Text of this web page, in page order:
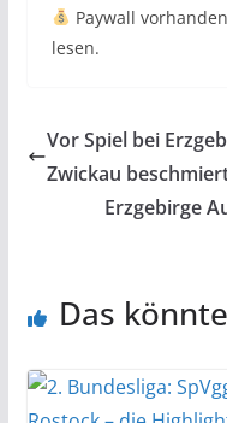
Paywall
lesen.
Vor Spiel bei
Zwickau
Erzgebirge
Das